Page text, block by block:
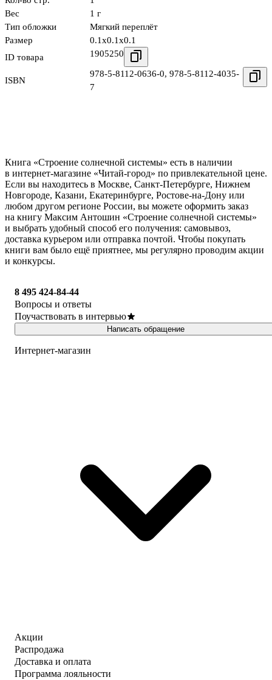
Вес
1 г
Тип обложки
Мягкий переплёт
Размер
0.1x0.1x0.1
ID товара
1905250
ISBN
978-5-8112-0636-0, 978-5-8112-4035-
7
Книга «Строение солнечной системы» есть в наличии
в интернет-магазине «Читай-город» по привлекательной цене.
Если вы находитесь в Москве, Санкт-Петербурге, Нижнем
Новгороде, Казани, Екатеринбурге, Ростове-на-Дону или
любом другом регионе России, вы можете оформить заказ
на книгу Максим Антошин «Строение солнечной системы»
и выбрать удобный способ его получения: самовывоз,
доставка курьером или отправка почтой. Чтобы покупать
книги вам было ещё приятнее, мы регулярно проводим акции
и конкурсы.
8 495 424-84-44
Вопросы и ответы
Поучаствовать в интервью
Написать обращение
Интернет-магазин
Акции
Распродажа
Доставка и оплата
Программа лояльности